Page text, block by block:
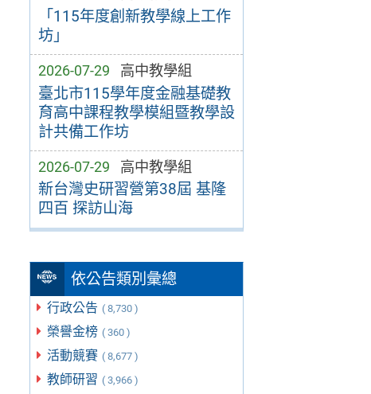
「115年度創新教學線上工作
坊」
2026-07-29 高中教學組
臺北市115學年度金融基礎教
育高中課程教學模組暨教學設
計共備工作坊
2026-07-29 高中教學組
新台灣史研習營第38屆 基隆
四百 探訪山海
依公告類別彙總
行政公告 ( 8,730 )
榮譽金榜 ( 360 )
活動競賽 ( 8,677 )
教師研習 ( 3,966 )